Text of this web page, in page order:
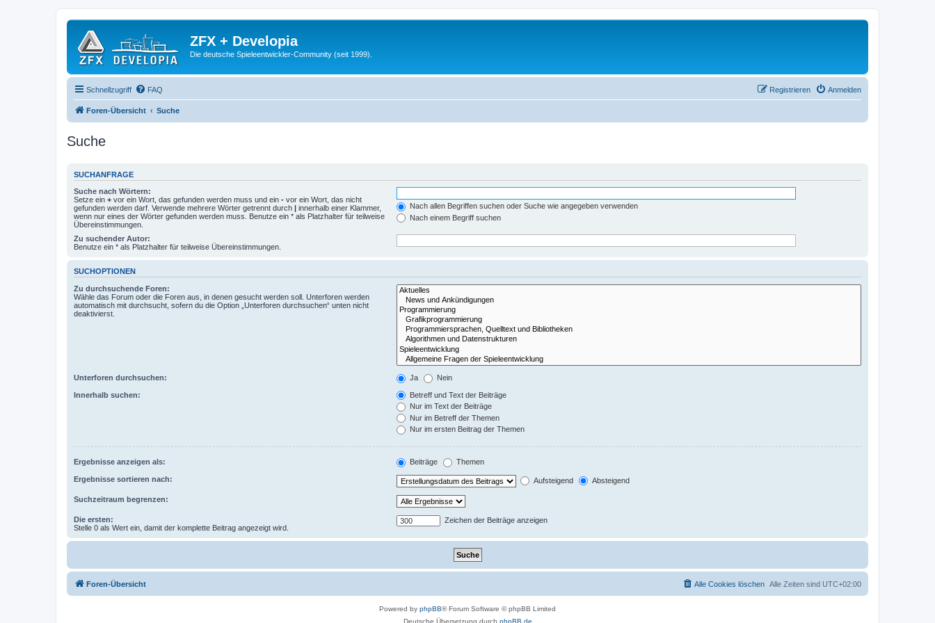
ZFX + Developia
Die deutsche Spieleentwickler-Community (seit 1999).
Schnellzugriff FAQ Anmelden
Registrieren
Foren-Übersicht Suche
Suche
SUCHANFRAGE
Suche nach Wörtern:
Setze ein + vor ein Wort, das gefunden werden muss und ein - vor ein Wort, das nicht
gefunden werden darf. Verwende mehrere Wörter getrennt durch | innerhalb einer Klammer,
wenn nur eines der Wörter gefunden werden muss. Benutze ein * als Platzhalter für teilweise
Übereinstimmungen.
Nach allen Begriffen suchen oder Suche wie angegeben verwenden
Nach einem Begriff suchen
Zu suchender Autor:
Benutze ein * als Platzhalter für teilweise Übereinstimmungen.
SUCHOPTIONEN
Zu durchsuchende Foren:
Wähle das Forum oder die Foren aus, in denen gesucht werden soll. Unterforen werden
automatisch mit durchsucht, sofern du die Option „Unterforen durchsuchen“ unten nicht
deaktivierst.
Unterforen durchsuchen: Ja Nein
Innerhalb suchen:
Betreff und Text der Beiträge
Nur im Text der Beiträge
Nur im Betreff der Themen
Nur im ersten Beitrag der Themen
Ergebnisse anzeigen als: Beiträge Themen
Ergebnisse sortieren nach: Aufsteigend Absteigend
Suchzeitraum begrenzen:
Die ersten:
Stelle 0 als Wert ein, damit der komplette Beitrag angezeigt wird.
Zeichen der Beiträge anzeigen
Foren-Übersicht Alle Zeiten sind UTC+02:00
Alle Cookies löschen
Powered by phpBB® Forum Software © phpBB Limited
Deutsche Übersetzung durch phpBB.de